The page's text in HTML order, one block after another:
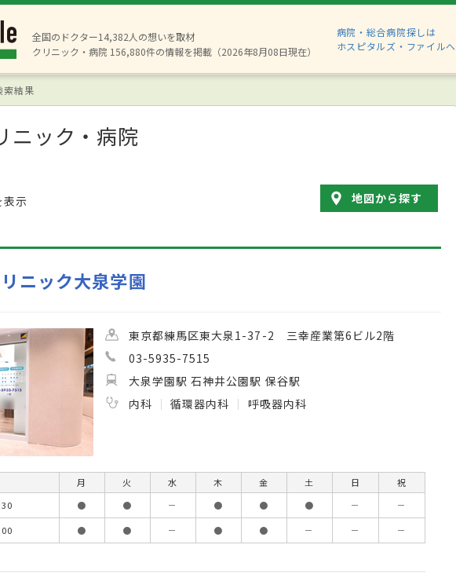
全国のドクター14,382人の想いを取材
クリニック・病院 156,880件の情報を掲載（2026年8月08日現在）
病院・総合病院探しは
ホスピタルズ・ファイルへ
索結果
ニック・病院
表示 地図から探す
ニック大泉学園
東京都練馬区東大泉1-37-2 三幸産業第6ビル2階
03-5935-7515
大泉学園駅 石神井公園駅 保谷駅
内科
循環器内科 呼吸器内科
月 火 水 木 金 土 日
祝
● ● － ● ● ● －
－
● ● － ● ● － － －